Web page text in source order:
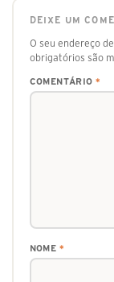
DEIXE UM
O seu endereço
obrigatórios são
COMENTÁRIO *
NOME *